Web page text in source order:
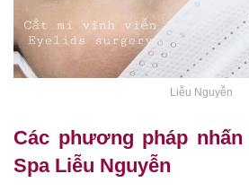
Liễu Nguyễn
Các phương pháp
Spa Liễu Nguyễn